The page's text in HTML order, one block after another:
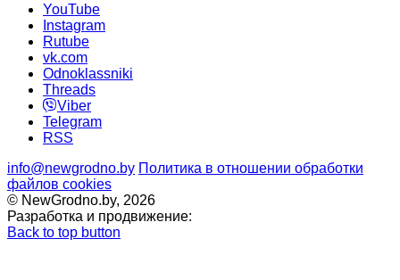
YouTube
Instagram
Rutube
vk.com
Odnoklassniki
Threads
Viber
Telegram
RSS
info@newgrodno.by Политика в отношении обработки
файлов cookies
© NewGrodno.by, 2026
Разработка и продвижение:
Back to top button